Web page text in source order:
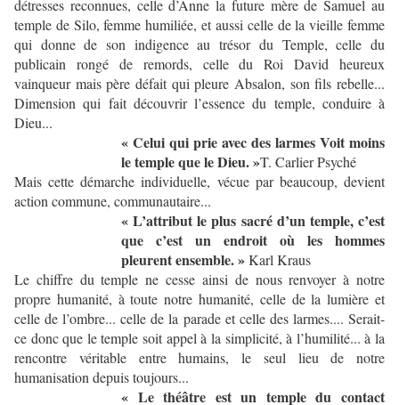
détresses reconnues, celle d’Anne la future mère de Samuel au
temple de Silo, femme humiliée, et aussi celle de la vieille femme
qui donne de son indigence au trésor du Temple, celle du
publicain rongé de remords, celle du Roi David heureux
vainqueur mais père défait qui pleure Absalon, son fils rebelle...
Dimension qui fait découvrir l’essence du temple, conduire à
Dieu...
« Celui qui prie avec des larmes Voit moins
le temple que le Dieu. »T. Carlier Psyché
Mais cette démarche individuelle, vécue par beaucoup, devient
action commune, communautaire...
« L’attribut le plus sacré d’un temple, c’est
que c’est un endroit où les hommes
pleurent ensemble. »Karl Kraus
Le chiffre du temple ne cesse ainsi de nous renvoyer à notre
propre humanité, à toute notre humanité, celle de la lumière et
celle de l’ombre... celle de la parade et celle des larmes.... Serait-
ce donc que le temple soit appel à la simplicité, à l’humilité... à la
rencontre véritable entre humains, le seul lieu de notre
humanisation depuis toujours...
« Le théâtre est un temple du contact